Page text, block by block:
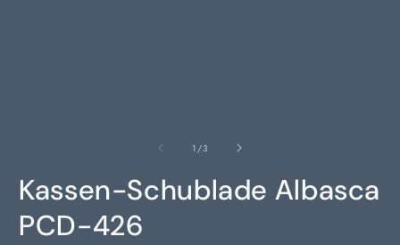
1 /von
3
Kassen-Schublade Albasca
PCD-426